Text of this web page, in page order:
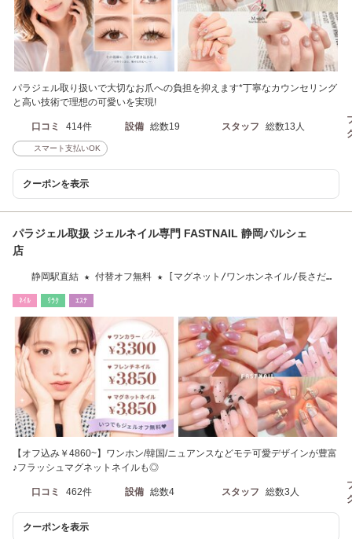
パラジェル取り扱いで大切なお爪への負担を抑えます*丁寧なカウンセリング
と高い技術で理想の可愛いを実現!
口コミ 414件 設備 総数19 スタッフ 総数13人
スマート支払いOK
クーポンを表示
パラジェル取扱 ジェルネイル専門 FASTNAIL 静岡パルシェ
店
静岡駅直結 ★ 付替オフ無料 ★ [マグネット/ワンホンネイル/長さだ
ﾈｲﾙ ﾘﾗｸ ｴｽﾃ
【オフ込み￥4860~】ワンホン/韓国/ニュアンスなどモテ可愛デザインが豊富
♪フラッシュマグネットネイルも◎
口コミ 462件 設備 総数4 スタッフ 総数3人
クーポンを表示